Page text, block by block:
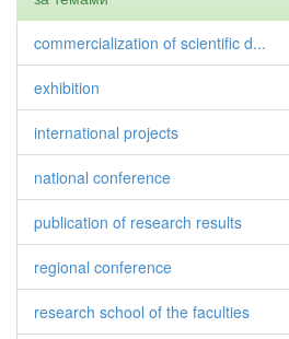
commercialization of scientific d...
exhibition
international projects
national conference
publication of research results
regional conference
research school of the faculties